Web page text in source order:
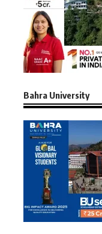
Bahra University